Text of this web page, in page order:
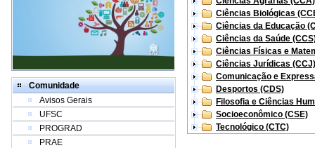
Comunidade
Avisos Gerais
UFSC
PROGRAD
PRAE
Ciências Biológicas
Ciências da Educação
Ciências da Saúde
Ciências Físicas e
Ciências Jurídicas (CCJ)
Comunicação e
Desportos (CDS)
Filosofia e Ciências
Socioeconômico (CSE)
Tecnológico (CTC)